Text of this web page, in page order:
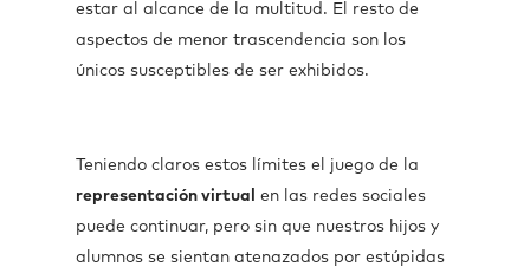
estar al alcance de la multitud. El resto de
aspectos de menor trascendencia son los
únicos susceptibles de ser exhibidos.
Teniendo claros estos límites el juego de la
representación virtual
en las redes sociales
puede continuar, pero sin que nuestros hijos y
alumnos se sientan atenazados por estúpidas